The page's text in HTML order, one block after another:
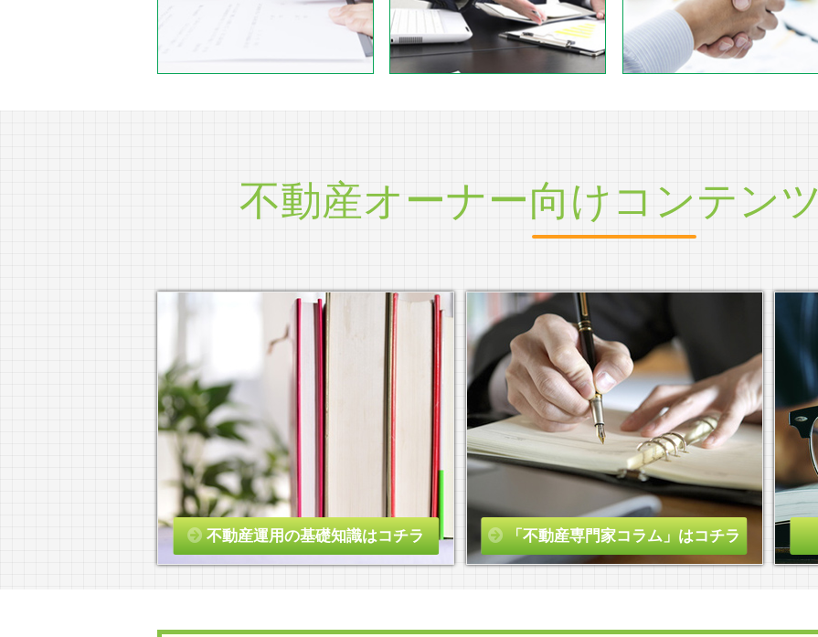
不動産オーナー向けコンテンツ
不動産運用の基礎知識はコチラ 「不動産専門家コラム」はコチラ